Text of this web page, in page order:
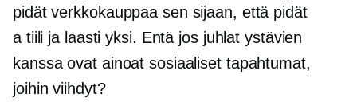
pidät verkkokauppaa sen sijaan, että pidät
a tiili ja laasti yksi. Entä jos juhlat ystävien
kanssa ovat ainoat sosiaaliset tapahtumat,
joihin viihdyt?